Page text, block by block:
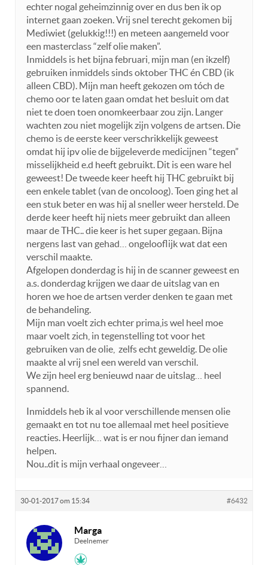
echter nogal geheimzinnig over en dus ben ik op
internet gaan zoeken. Vrij snel terecht gekomen bij
Mediwiet (gelukkig!!!) en meteen aangemeld voor
een masterclass “zelf olie maken”.
Inmiddels is het bijna februari, mijn man (en ikzelf)
gebruiken inmiddels sinds oktober THC én CBD (ik
alleen CBD). Mijn man heeft gekozen om tóch de
chemo oor te laten gaan omdat het besluit om dat
niet te doen toen onomkeerbaar zou zijn. Langer
wachten zou niet mogelijk zijn volgens de artsen. Die
chemo is de eerste keer verschrikkelijk geweest
omdat hij ipv olie de bijgeleverde medicijnen “tegen”
misselijkheid e.d heeft gebruikt. Dit is een ware hel
geweest! De tweede keer heeft hij THC gebruikt bij
een enkele tablet (van de oncoloog). Toen ging het al
een stuk beter en was hij al sneller weer hersteld. De
derde keer heeft hij niets meer gebruikt dan alleen
maar de THC.. die keer is het super gegaan. Bijna
nergens last van gehad… ongelooflijk wat dat een
verschil maakte.
Afgelopen donderdag is hij in de scanner geweest en
a.s. donderdag krijgen we daar de uitslag van en
horen we hoe de artsen verder denken te gaan met
de behandeling.
Mijn man voelt zich echter prima,is wel heel moe
maar voelt zich, in tegenstelling tot voor het
gebruiken van de olie, zelfs echt geweldig. De olie
maakte al vrij snel een wereld van verschil.
We zijn heel erg benieuwd naar de uitslag… heel
spannend.
Inmiddels heb ik al voor verschillende mensen olie
gemaakt en tot nu toe allemaal met heel positieve
reacties. Heerlijk… wat is er nou fijner dan iemand
helpen.
Nou..dit is mijn verhaal ongeveer…
30-01-2017 om 15:34 #6432
Marga
Deelnemer